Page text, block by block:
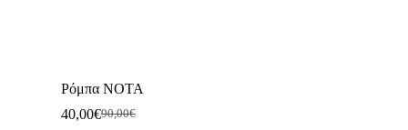
Ρόμπα NOTA
90,00€
40,00€